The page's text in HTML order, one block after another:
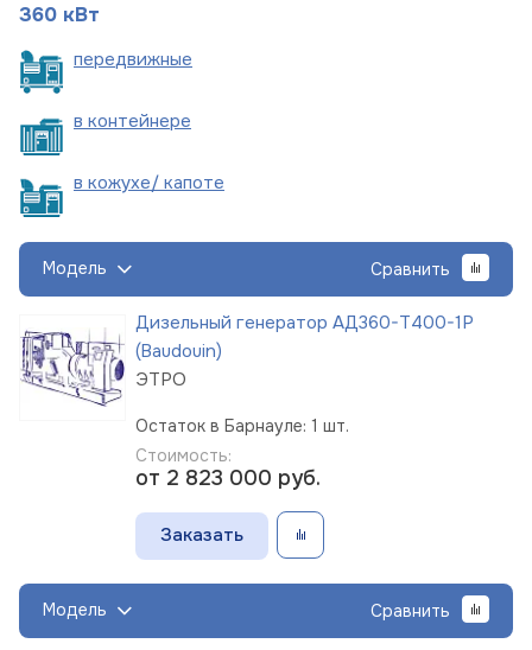
360 кВт
передвижные
в контейнере
в кожухе/ капоте
Модель Сравнить
Дизельный генератор АД360-Т400-1Р
(Baudouin)
ЭТРО
Остаток в Барнауле: 1 шт.
Стоимость:
от 2 823 000 руб.
Заказать
Модель Сравнить